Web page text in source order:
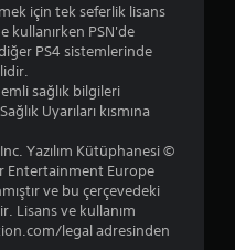
için tek seferlik lisans
kullanırken PSN'de
PS4 sistemlerinde
sağlık bilgileri
Uyarıları kısmına
Yazılım Kütüphanesi ©
Entertainment Europe
ve bu çerçevedeki
Lisans ve kullanım
legal adresinden